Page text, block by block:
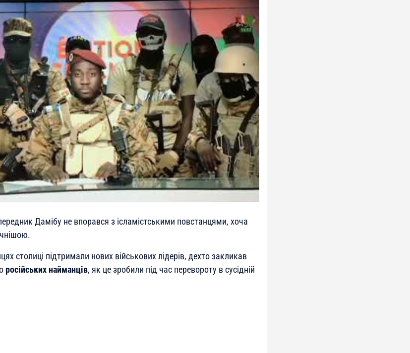
Дамібу не впорався з ісламістськими повстанцями, хоча
столиці підтримали нових військових лідерів, дехто закликав
російських найманців, як це зробили під час перевороту в сусідній